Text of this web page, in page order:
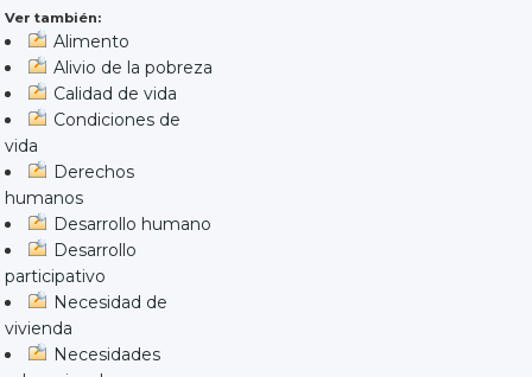
Ver también:
Alimento
Alivio de la pobreza
Calidad de vida
Condiciones de
vida
Derechos
humanos
Desarrollo humano
Desarrollo
participativo
Necesidad de
vivienda
Necesidades